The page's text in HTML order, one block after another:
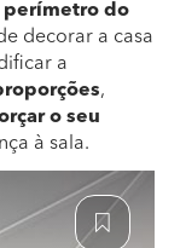
perímetro do
decorar a casa
a
,
o seu
à sala.